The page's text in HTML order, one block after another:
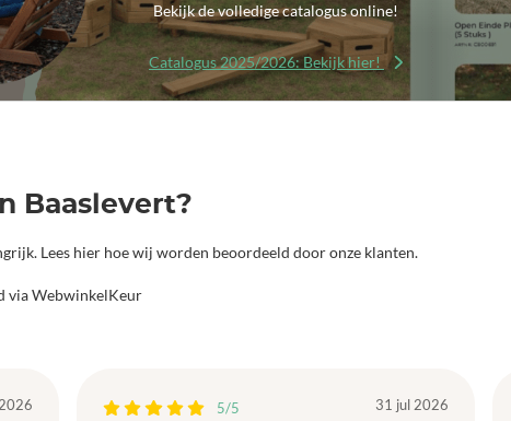
Bekijk de volledige catalogus online!
Catalogus 2025/2026: Bekijk hier!
Baaslevert?
Lees hier hoe wij worden beoordeeld door onze klanten.
via WebwinkelKeur
5/5 31 jul 2026